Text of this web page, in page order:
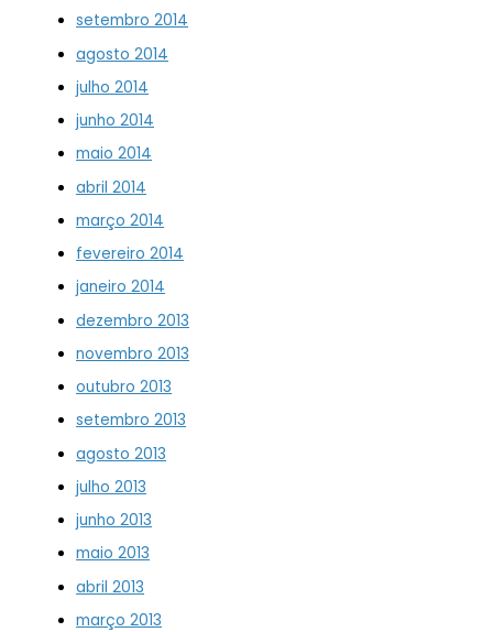
setembro 2014
agosto 2014
julho 2014
junho 2014
maio 2014
abril 2014
março 2014
fevereiro 2014
janeiro 2014
dezembro 2013
novembro 2013
outubro 2013
setembro 2013
agosto 2013
julho 2013
junho 2013
maio 2013
abril 2013
março 2013